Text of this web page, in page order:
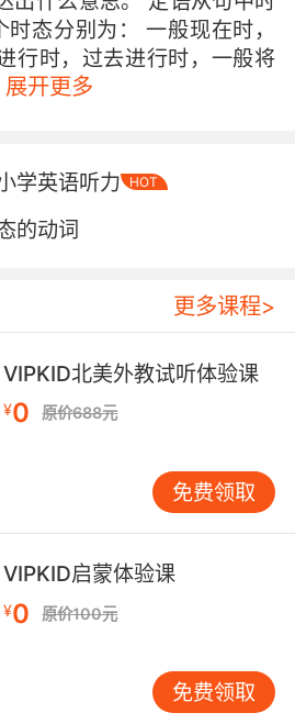
态分别为： 一般现在时，
行时，过去进行时，一般将
现在完成时，过去完成时。
who lectured yesterday
昨天来做演讲的教
从句运用了一般过去时）
现在正在演讲的教授来自南
用了现在进行时）
will lecture tomorow is
明天要来演讲的教授来
句运用了一般将来时）
中的复合句当中的主句和从
是取决于说话人的表达意图
中的内在逻辑。在绝大多数
句时要照顾到从主从句两者
采用最合适的时态。
展开更多
学英语听力 HOT
的动词
更多课程>
VIPKID北美外教试听体验课
¥0 原价688元
免费领取
VIPKID启蒙体验课
¥0 原价100元
免费领取